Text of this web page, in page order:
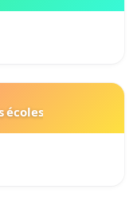
WOULD LIKE TO
WITH
écoles